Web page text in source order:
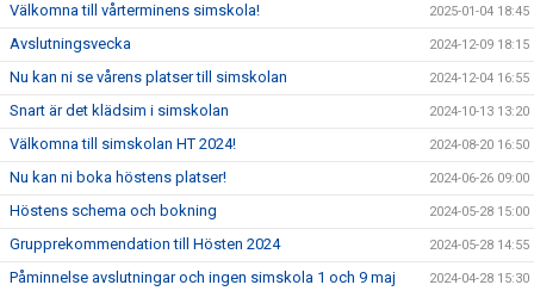
Välkomna till vårterminens simskola! 2025-01-04 18:45
Avslutningsvecka 2024-12-09 18:15
Nu kan ni se vårens platser till simskolan 2024-12-04 16:55
Snart är det klädsim i simskolan 2024-10-13 13:20
Välkomna till simskolan HT 2024! 2024-08-20 16:50
Nu kan ni boka höstens platser! 2024-06-26 09:00
Höstens schema och bokning 2024-05-28 15:00
Grupprekommendation till Hösten 2024 2024-05-28 14:55
Påminnelse avslutningar och ingen simskola 1 och 9 maj 2024-04-28 15:30